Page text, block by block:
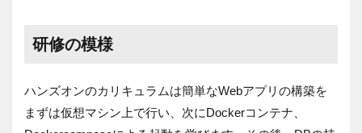
研修の模様
ハンズオンのカリキュラムは簡単なWebアプリの構築を
まずは仮想マシン上で行い、次にDockerコンテナ、